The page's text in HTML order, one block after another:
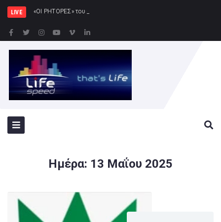
LIVE «ΟΙ ΡΗΤΟΡΕΣ» του Χριστόφορου Χριστοφή |
Ημέρα: 13 Μαΐου 2025